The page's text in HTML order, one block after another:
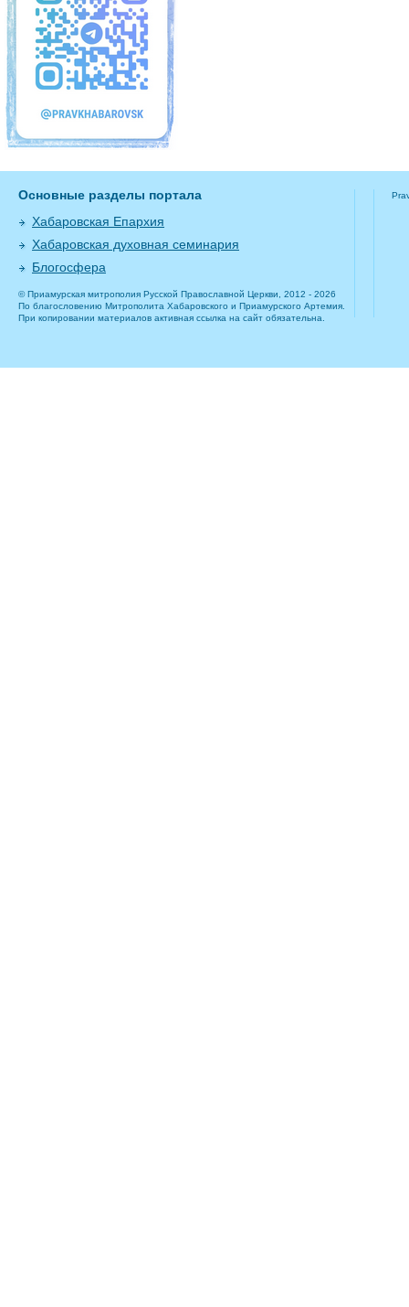
Основные разделы портала
Хабаровская Епархия
Хабаровская духовная семинария
Блогосфера
© Приамурская митрополия Русской Православной Церкви, 2012 - 2026
По благословению Митрополита Хабаровского и Приамурского Артемия.
При копировании материалов активная ссылка на сайт обязательна.